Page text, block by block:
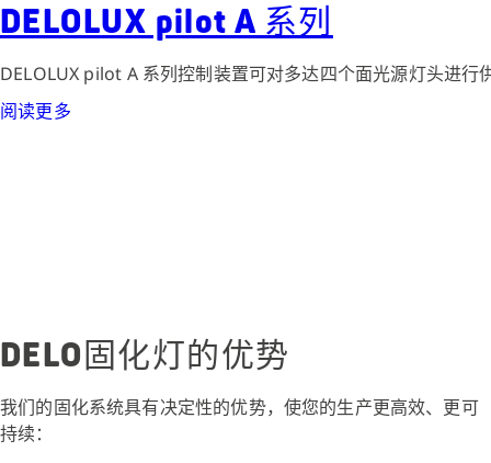
DELOLUX pilot A 系列
DELOLUX pilot A 系列控制装置可对多达四个面光源灯头进行
阅读更多
DELO固化灯的优势
我们的固化系统具有决定性的优势，使您的生产更高效、更可
持续：